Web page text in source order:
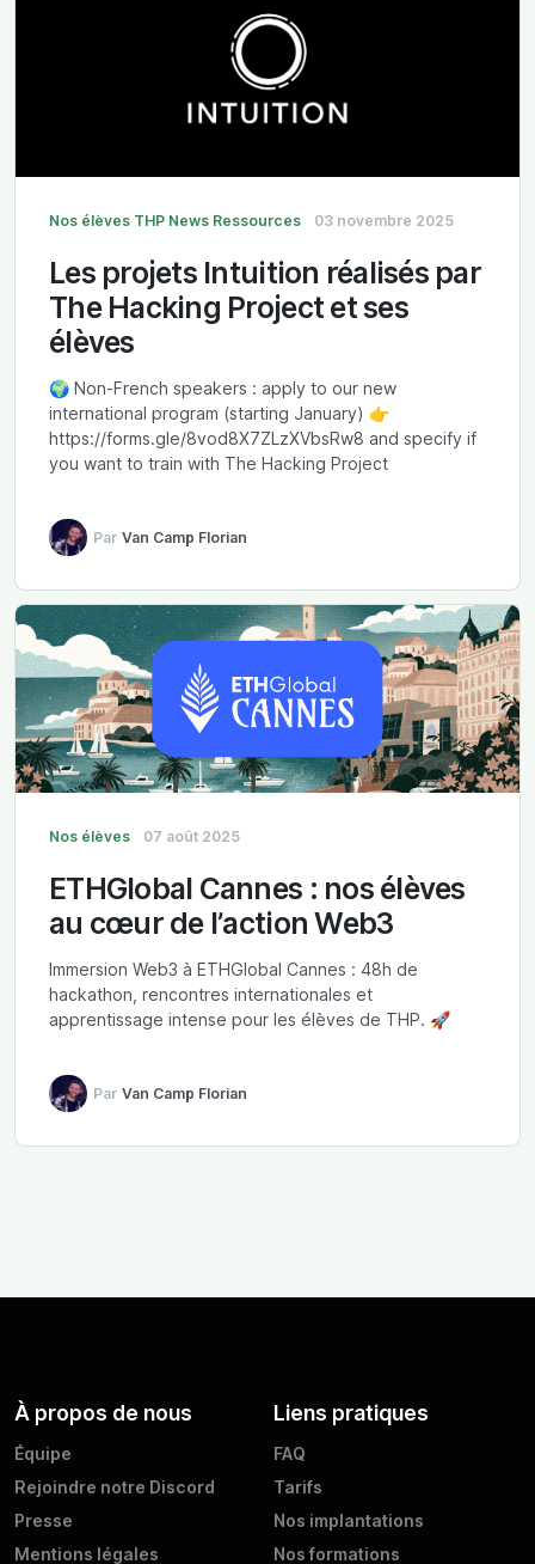
Nos élèves THP News Ressources 03 novembre 2025
Les projets Intuition réalisés par
The Hacking Project et ses
élèves
🌍 Non-French speakers : apply to our new
international program (starting January) 👉
https://forms.gle/8vod8X7ZLzXVbsRw8 and specify if
you want to train with The Hacking Project
Par Van Camp Florian
Nos élèves 07 août 2025
ETHGlobal Cannes : nos élèves
au cœur de l’action Web3
Immersion Web3 à ETHGlobal Cannes : 48h de
hackathon, rencontres internationales et
apprentissage intense pour les élèves de THP. 🚀
Par Van Camp Florian
À propos de nous
Équipe
Rejoindre notre Discord
Presse
Mentions légales
Liens pratiques
FAQ
Tarifs
Nos implantations
Nos formations